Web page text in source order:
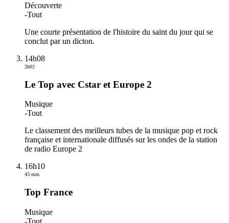
Découverte
-Tout
Une courte présentation de l'histoire du saint du jour qui se
conclut par un dicton.
14h08
2h02
Le Top avec Cstar et Europe 2
Musique
-Tout
Le classement des meilleurs tubes de la musique pop et rock
française et internationale diffusés sur les ondes de la station
de radio Europe 2
16h10
43 min
Top France
Musique
-Tout